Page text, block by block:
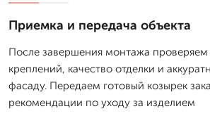
Приемка и передача объекта
После завершения монтажа
креплений, качество отделки и
фасаду. Передаем готовый козырек
рекомендации по уходу за изделием